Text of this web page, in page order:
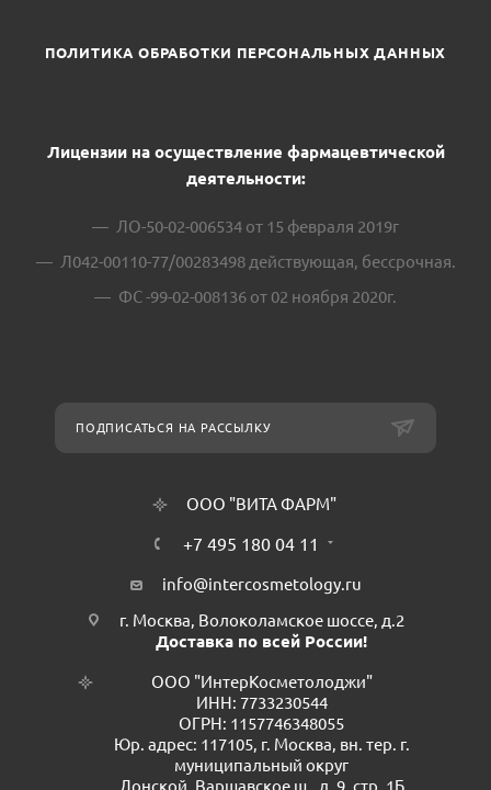
ПОЛИТИКА ОБРАБОТКИ ПЕРСОНАЛЬНЫХ ДАННЫХ
Лицензии на осуществление фармацевтической
деятельности:
ЛО-50-02-006534 от 15 февраля 2019г
Л042-00110-77/00283498 действующая, бессрочная.
ФС -99-02-008136 от 02 ноября 2020г.
ПОДПИСАТЬСЯ НА РАССЫЛКУ
ООО "ВИТА ФАРМ"
+7 495 180 04 11
info@intercosmetology.ru
г. Москва, Волоколамское шоссе, д.2
Доставка по всей России!
ООО "ИнтерКосметолоджи"
ИНН: 7733230544
ОГРН: 1157746348055
Юр. адрес: 117105, г. Москва, вн. тер. г.
муниципальный округ
Донской, Варшавское ш., д. 9, стр. 1Б